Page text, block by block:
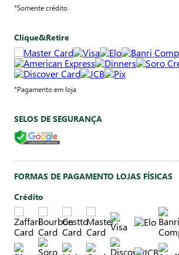
*Somente crédito
Clique&Retire
*Pagamento em loja
SELOS DE SEGURANÇA
FORMAS DE PAGAMENTO LOJAS FÍSICAS
Crédito